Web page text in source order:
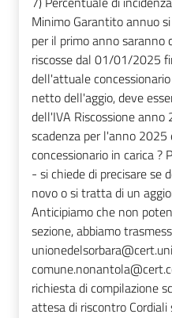
Minimo Garantito annuo
per il primo anno saranno
riscosse dal 01/01/2025
dell'attuale
netto dell'aggio, deve
dell'IVA Riscossione
scadenza per l'anno
concessionario in carica ?
- si chiede di precisare se
novo o si tratta di un
Anticipiamo che non
sezione, abbiamo
richiesta di compilazione
attesa di riscontro Cordiali